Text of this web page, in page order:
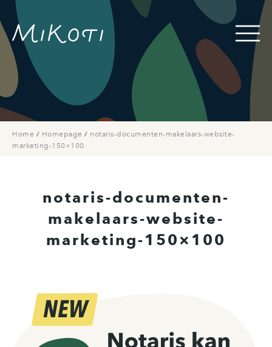
Home / Homepage / notaris-documenten-makelaars-website-
marketing-150×100
notaris-documenten-
makelaars-website-
marketing-150×100